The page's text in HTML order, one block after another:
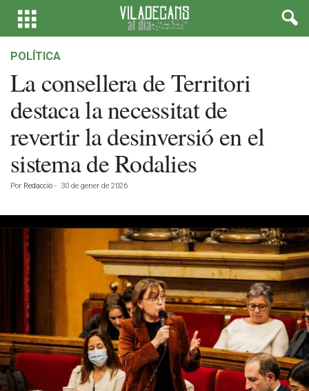
POLÍTICA
La consellera de Territori
destaca la necessitat de
revertir la desinversió en el
sistema de Rodalies
Por Redacció - 30 de gener de 2026